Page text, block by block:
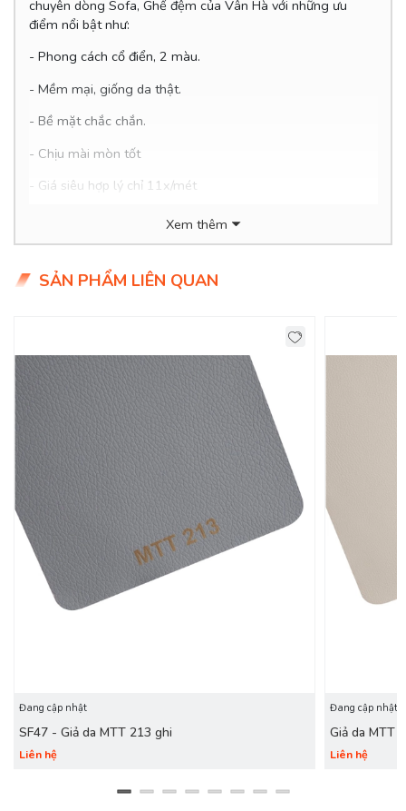
chuyên dòng Sofa, Ghế đệm của Vân Hà với những ưu
điểm nổi bật như:
- Phong cách cổ điển, 2 màu.
- Mềm mại, giống da thật.
- Bề mặt chắc chắn.
- Chịu mài mòn tốt
- Giá siêu hợp lý chỉ 11x/mét
Xem thêm
SẢN PHẨM LIÊN QUAN
Đang cập nhật
SF47 - Giả da MTT 213 ghi
Liên hệ
Đang cập nhật
Giả da MTT
Liên hệ